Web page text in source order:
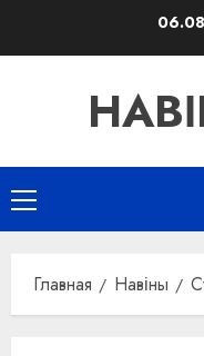
Основное
меню
Главная Навіны